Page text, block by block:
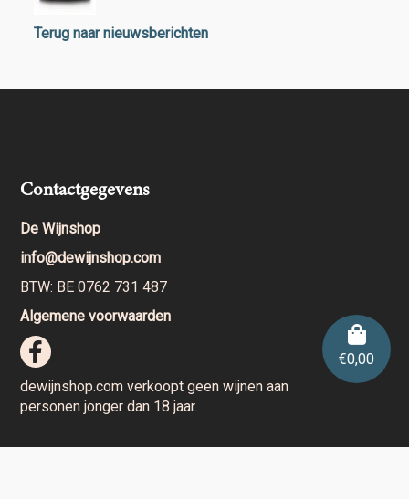
€0,00
Terug naar nieuwsberichten
Contactgegevens
De Wijnshop
info@dewijnshop.com
BTW: BE 0762 731 487
Algemene voorwaarden
dewijnshop.com verkoopt geen wijnen aan
personen jonger dan 18 jaar.